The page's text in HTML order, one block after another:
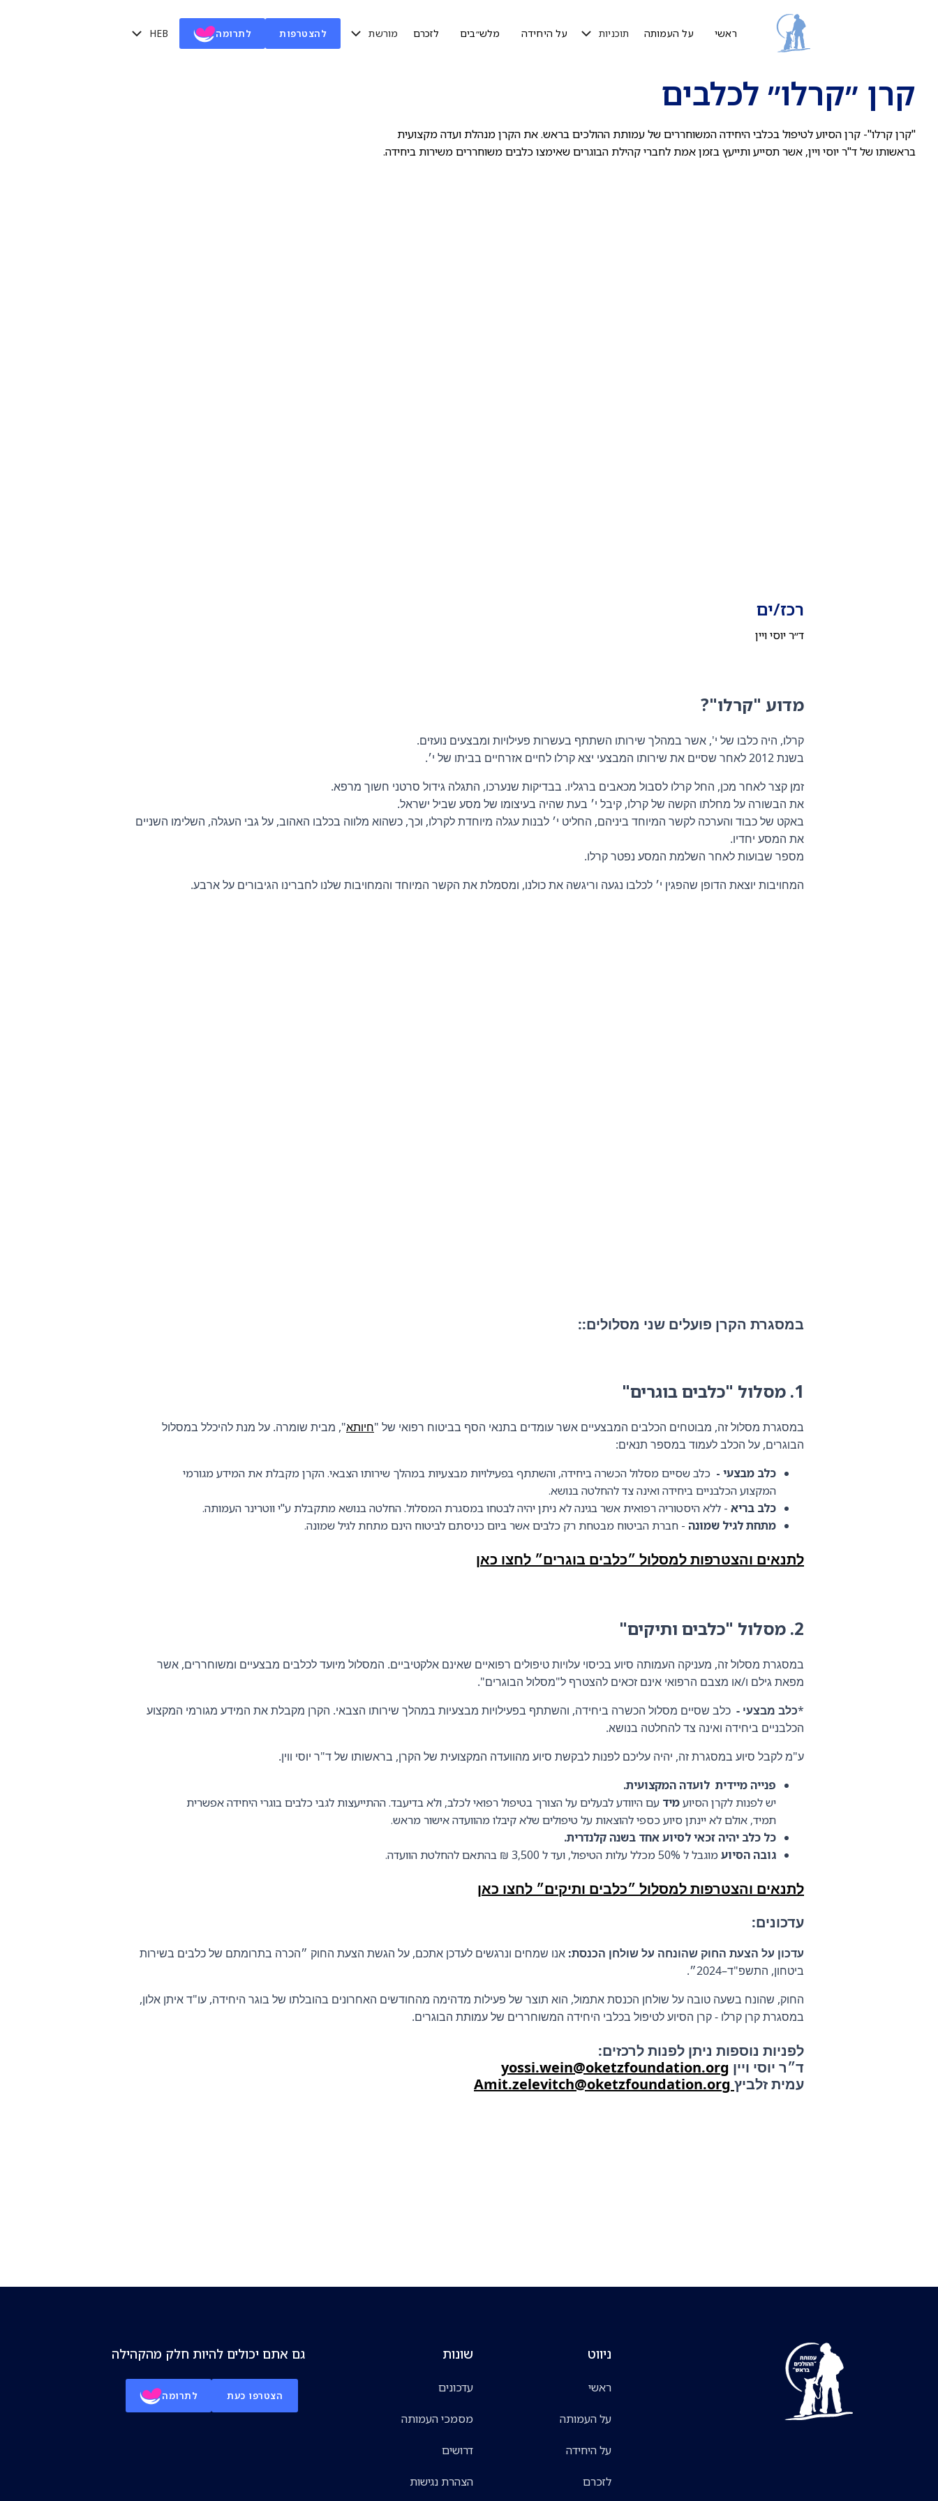
ראשי על העמותה תוכניות על היחידה מלש״בים לזכרם מורשת להצטרפות לתרומה HEB
קרן ״קרלו״ לכלבים
"קרן קרלו"- קרן הסיוע לטיפול בכלבי היחידה המשוחררים של עמותת ההולכים בראש. את הקרן מנהלת ועדה מקצועית
בראשותו של ד"ר יוסי ויין, אשר תסייע ותייעץ בזמן אמת לחברי קהילת הבוגרים שאימצו כלבים משוחררים משירות ביחידה.
רכז/ים
ד״ר יוסי ויין
מדוע "קרלו"?
קרלו, היה כלבו של י', אשר במהלך שירותו השתתף בעשרות פעילויות ומבצעים נועזים.
בשנת 2012 לאחר שסיים את שירותו המבצעי יצא קרלו לחיים אזרחיים בביתו של י׳.
זמן קצר לאחר מכן, החל קרלו לסבול מכאבים ברגליו. בבדיקות שנערכו, התגלה גידול סרטני חשוך מרפא.
את הבשורה על מחלתו הקשה של קרלו, קיבל י׳ בעת שהיה בעיצומו של מסע שביל ישראל.
באקט של כבוד והערכה לקשר המיוחד ביניהם, החליט י׳ לבנות עגלה מיוחדת לקרלו, וכך, כשהוא מלווה בכלבו האהוב, על גבי העגלה, השלימו השניים
את המסע יחדיו.
מספר שבועות לאחר השלמת המסע נפטר קרלו.
המחויבות יוצאת הדופן שהפגין י׳ לכלבו נגעה וריגשה את כולנו, ומסמלת את הקשר המיוחד והמחויבות שלנו לחברינו הגיבורים על ארבע.
במסגרת הקרן פועלים שני מסלולים::
1. מסלול "כלבים בוגרים"
במסגרת מסלול זה, מבוטחים הכלבים המבצעיים אשר עומדים בתנאי הסף בביטוח רפואי של "חיותא", מבית שומרה. על מנת להיכלל במסלול
הבוגרים, על הכלב לעמוד במספר תנאים:
כלב מבצעי - כלב שסיים מסלול הכשרה ביחידה, והשתתף בפעילויות מבצעיות במהלך שירותו הצבאי. הקרן מקבלת את המידע מגורמי
המקצוע הכלבניים ביחידה ואינה צד להחלטה בנושא.
כלב בריא - ללא היסטוריה רפואית אשר בגינה לא ניתן יהיה לבטחו במסגרת המסלול. החלטה בנושא מתקבלת ע"י ווטרינר העמותה.
מתחת לגיל שמונה - חברת הביטוח מבטחת רק כלבים אשר ביום כניסתם לביטוח הינם מתחת לגיל שמונה.
לתנאים והצטרפות למסלול ״כלבים בוגרים״ לחצו כאן
2. מסלול "כלבים ותיקים"
במסגרת מסלול זה, מעניקה העמותה סיוע בכיסוי עלויות טיפולים רפואיים שאינם אלקטיביים. המסלול מיועד לכלבים מבצעיים ומשוחררים, אשר
מפאת גילם ו/או מצבם הרפואי אינם זכאים להצטרף ל"מסלול הבוגרים".
*כלב מבצעי - כלב שסיים מסלול הכשרה ביחידה, והשתתף בפעילויות מבצעיות במהלך שירותו הצבאי. הקרן מקבלת את המידע מגורמי המקצוע
הכלבניים ביחידה ואינה צד להחלטה בנושא.
ע"מ לקבל סיוע במסגרת זה, יהיה עליכם לפנות לבקשת סיוע מהוועדה המקצועית של הקרן, בראשותו של ד"ר יוסי ווין.
פנייה מיידית לועדה המקצועית.
יש לפנות לקרן הסיועמיד עם היוודע לבעלים על הצורך בטיפול רפואי לכלב, ולא בדיעבד. ההתייעצות לגבי כלבים בוגרי היחידה אפשרית
תמיד, אולם לא יינתן סיוע כספי להוצאות על טיפולים שלא קיבלו מהוועדה אישור מראש.
כל כלב יהיה זכאי לסיוע אחד בשנה קלנדרית.
גובה הסיועמוגבל ל 50% מכלל עלות הטיפול, ועד ל 3,500 ₪ בהתאם להחלטת הוועדה.
לתנאים והצטרפות למסלול ״כלבים ותיקים״ לחצו כאן
עדכונים:
עדכון על הצעת החוק שהונחה על שולחן הכנסת: אנו שמחים ונרגשים לעדכן אתכם, על הגשת הצעת החוק ״הכרה בתרומתם של כלבים בשירות
ביטחון, התשפ"ד–2024״.
החוק, שהונח בשעה טובה על שולחן הכנסת אתמול, הוא תוצר של פעילות מדהימה מהחודשים האחרונים בהובלתו של בוגר היחידה, עו"ד איתן אלון,
במסגרת קרן קרלו - קרן הסיוע לטיפול בכלבי היחידה המשוחררים של עמותת הבוגרים.
לפניות נוספות ניתן לפנות לרכזים:
ד״ר יוסי ויין yossi.wein@oketzfoundation.org
עמית זלביץ
ניווט
ראשי
על העמותה
על היחידה
לזכרם
שונות
עדכונים
מסמכי העמותה
דרושים
הצהרת נגישות
גם אתם יכולים להיות חלק מהקהילה
הצטרפו כעת לתרומה